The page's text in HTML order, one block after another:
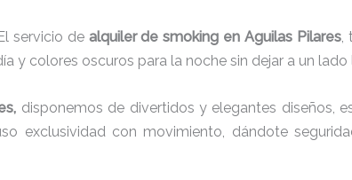
servicio de alquiler de smoking en Aguilas Pilares,
y colores oscuros para la noche sin dejar a un
disponemos de divertidos y elegantes diseños,
exclusividad con movimiento, dándote